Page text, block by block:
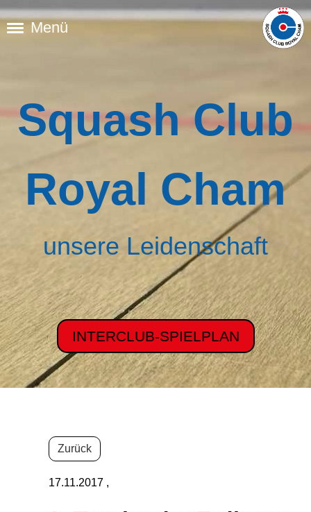
Menü
Squash Club
Royal Cham
unsere Leidenschaft
INTERCLUB-SPIELPLAN
Zurück
17.11.2017 ,